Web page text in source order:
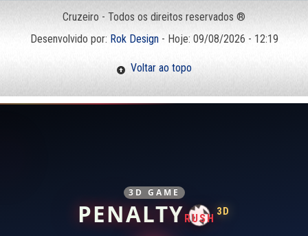
Cruzeiro - Todos os direitos reservados ®
Desenvolvido por: Rok Design- Hoje: 09/08/2026 - 12:19
Voltar ao topo
3D GAME
PENALTY RUSH
3D